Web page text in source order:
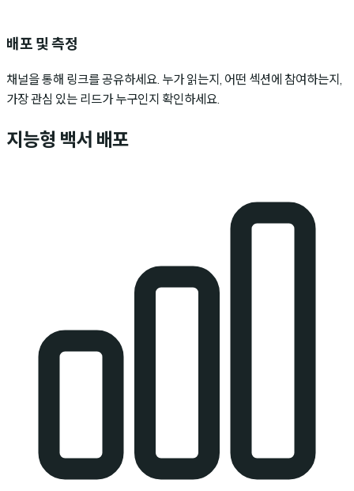
배포 및 측정
채널을 통해 링크를 공유하세요. 누가 읽는지, 어떤 섹션에 참여하는지,
가장 관심 있는 리드가 누구인지 확인하세요.
지능형 백서 배포